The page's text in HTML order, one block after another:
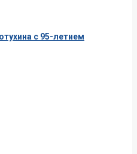
с 95-летием